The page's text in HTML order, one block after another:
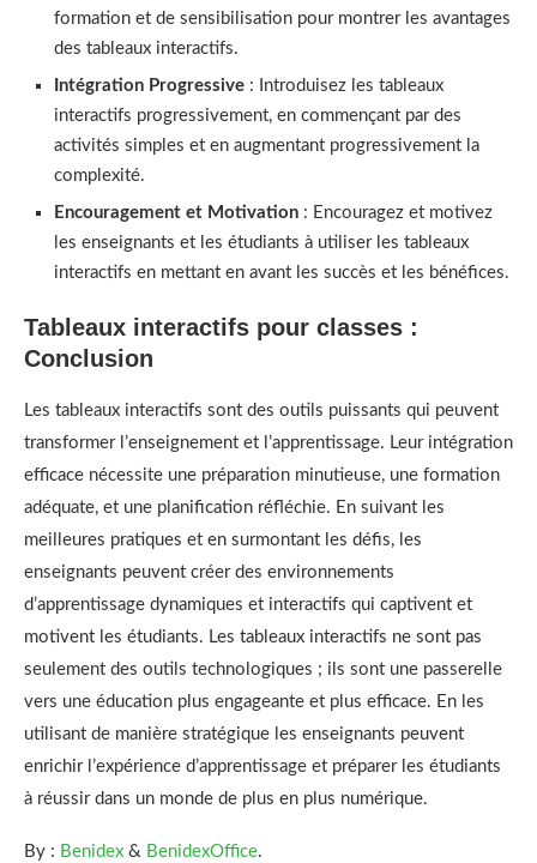
formation et de sensibilisation pour montrer les avantages
des tableaux interactifs.
Intégration Progressive : Introduisez les tableaux
interactifs progressivement, en commençant par des
activités simples et en augmentant progressivement la
complexité.
Encouragement et Motivation : Encouragez et motivez
les enseignants et les étudiants à utiliser les tableaux
interactifs en mettant en avant les succès et les bénéfices.
Tableaux interactifs pour classes :
Conclusion
Les tableaux interactifs sont des outils puissants qui peuvent
transformer l’enseignement et l’apprentissage. Leur intégration
efficace nécessite une préparation minutieuse, une formation
adéquate, et une planification réfléchie. En suivant les
meilleures pratiques et en surmontant les défis, les
enseignants peuvent créer des environnements
d’apprentissage dynamiques et interactifs qui captivent et
motivent les étudiants. Les tableaux interactifs ne sont pas
seulement des outils technologiques ; ils sont une passerelle
vers une éducation plus engageante et plus efficace. En les
utilisant de manière stratégique les enseignants peuvent
enrichir l’expérience d’apprentissage et préparer les étudiants
à réussir dans un monde de plus en plus numérique.
By : Benidex & BenidexOffice.